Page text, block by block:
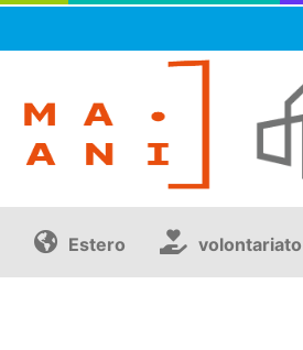
Estero volontariato